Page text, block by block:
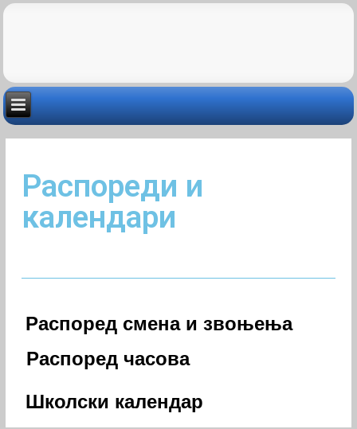
Распореди и
календари
Распоред смена и звоњења
Распоред часова
Школски календар